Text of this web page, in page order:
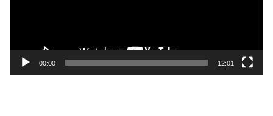
00:00 12:01